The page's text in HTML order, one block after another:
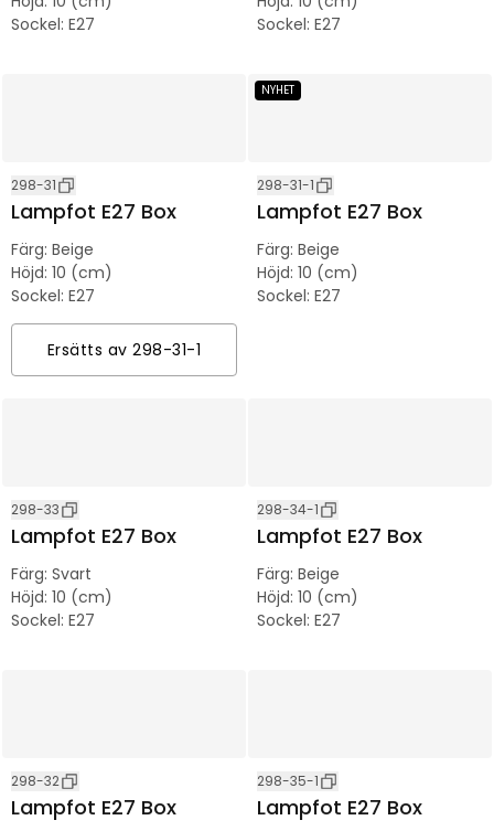
Sockel: E27
Sockel: E27
298-31
Lampfot E27 Box
Färg: Beige
Höjd: 10 (cm)
Sockel: E27
Ersätts av 298-31-1
NYHET
298-31-1
Lampfot E27 Box
Färg: Beige
Höjd: 10 (cm)
Sockel: E27
298-33
Lampfot E27 Box
Färg: Svart
Höjd: 10 (cm)
Sockel: E27
298-34-1
Lampfot E27 Box
Färg: Beige
Höjd: 10 (cm)
Sockel: E27
298-32
Lampfot E27 Box
298-35-1
Lampfot E27 Box